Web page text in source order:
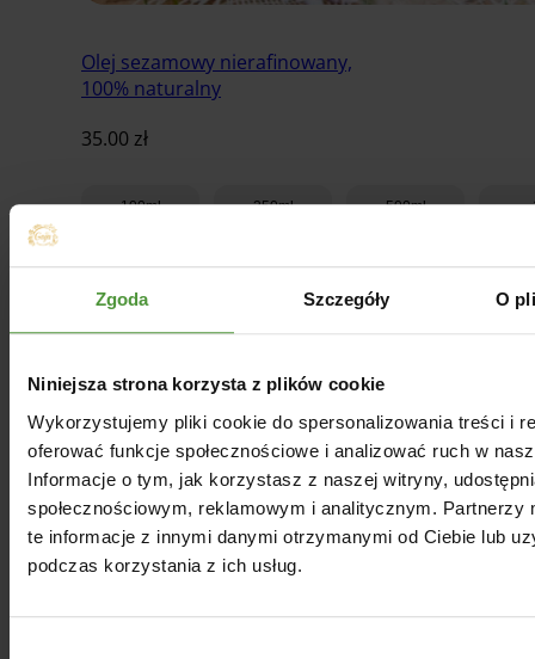
Zgoda Szczegóły O
Niniejsza strona korzysta z plików cookie
Wykorzystujemy pliki cookie do spersonalizowania treści i
oferować funkcje społecznościowe i analizować ruch w
Informacje o tym, jak korzystasz z naszej witryny,
społecznościowym, reklamowym i analitycznym. Partnerzy
te informacje z innymi danymi otrzymanymi od Ciebie lub
podczas korzystania z ich usług.
Olej sezamowy nierafinowany,
100% naturalny
35.00 zł
100ml 250ml 500ml